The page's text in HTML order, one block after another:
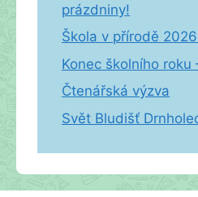
prázdniny!
Škola v přírodě
Konec školního roku
Čtenářská výzva
Svět Bludišť